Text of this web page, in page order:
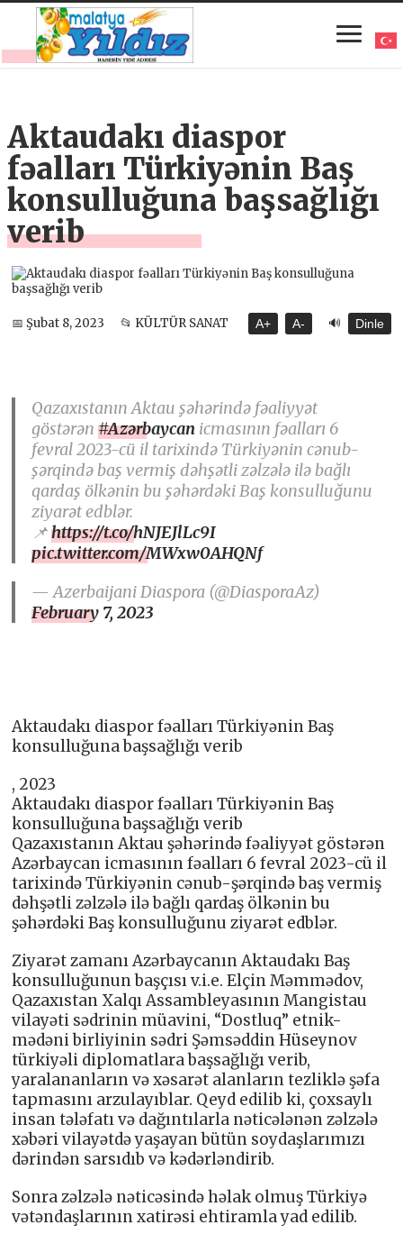
Aktaudakı diaspor
fəalları Türkiyənin Baş
konsulluğuna başsağlığı
verib
📅 Şubat 8, 2023 📂 KÜLTÜR SANAT A+ A- 🔊 Dinle
Qazaxıstanın Aktau şəhərində fəaliyyət
göstərən#Azərbaycan icmasının fəalları 6
fevral 2023-cü il tarixində Türkiyənin cənub-
şərqində baş vermiş dəhşətli zəlzələ ilə bağlı
qardaş ölkənin bu şəhərdəki Baş konsulluğunu
ziyarət edblər.
📌https://t.co/hNJEJlLc9I
pic.twitter.com/MWxw0AHQNf
— Azerbaijani Diaspora (@DiasporaAz)
February 7, 2023
Aktaudakı diaspor fəalları Türkiyənin Baş
konsulluğuna başsağlığı verib
, 2023
Aktaudakı diaspor fəalları Türkiyənin Baş
konsulluğuna başsağlığı verib
Qazaxıstanın Aktau şəhərində fəaliyyət göstərən
Azərbaycan icmasının fəalları 6 fevral 2023-cü il
tarixində Türkiyənin cənub-şərqində baş vermiş
dəhşətli zəlzələ ilə bağlı qardaş ölkənin bu
şəhərdəki Baş konsulluğunu ziyarət edblər.
Ziyarət zamanı Azərbaycanın Aktaudakı Baş
konsulluğunun başçısı v.i.e. Elçin Məmmədov,
Qazaxıstan Xalqı Assambleyasının Mangistau
vilayəti sədrinin müavini, “Dostluq” etnik-
mədəni birliyinin sədri Şəmsəddin Hüseynov
türkiyəli diplomatlara başsağlığı verib,
yaralananların və xəsarət alanların tezliklə şəfa
tapmasını arzulayıblar. Qeyd edilib ki, çoxsaylı
insan tələfatı və dağıntılarla nəticələnən zəlzələ
xəbəri vilayətdə yaşayan bütün soydaşlarımızı
dərindən sarsıdıb və kədərləndirib.
Sonra zəlzələ nəticəsində həlak olmuş Türkiyə
vətəndaşlarının xatirəsi ehtiramla yad edilib.